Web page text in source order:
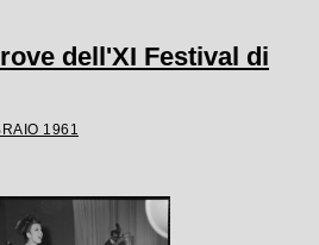
dell'XI Festival di
1961